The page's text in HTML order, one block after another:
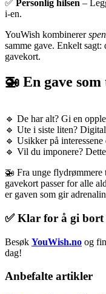
✅ Personlig hilsen –
i-en.
YouWish kombinerer
samme gave. Enkelt
gavekort.
🚁 En gave
🔹 De har alt? Gi en
🔹 Ute i siste liten?
🔹 Usikker på
🔹 Vil du imponere?
🚁 Fra unge
gavekort passer for alle
er gaven som gir
✅ Klar for å gi bort
Besøk YouWish.no og
dag!
Anbefalte artikler